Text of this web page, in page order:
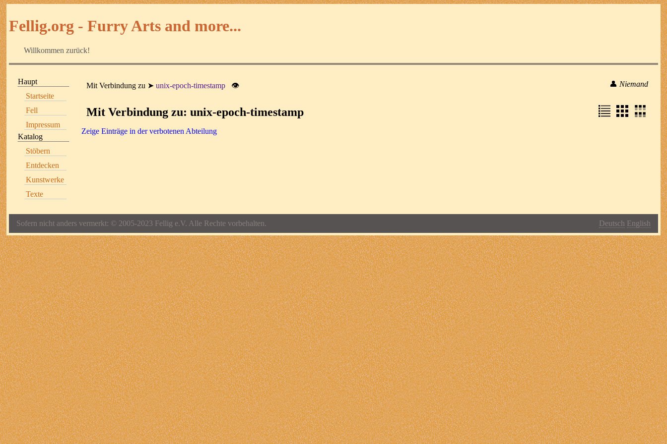
Fellig.org - Furry Arts and more...
Willkommen zurück!
Haupt
Startseite
Fell
Impressum
Katalog
Stöbern
Entdecken
Kunstwerke
Texte
Mit Verbindung zu unix-epoch-timestamp 👁 👤 Niemand
Mit Verbindung zu: unix-epoch-timestamp
Zeige Einträge in der verbotenen Abteilung
Sofern nicht anders vermerkt: © 2005-2023 Fellig e.V. Alle Rechte vorbehalten. Deutsch English